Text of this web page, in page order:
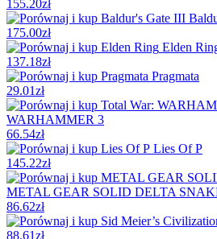
155.20zł
175.00zł
Elden
137.18zł
Pragmata
29.01zł
WARHAMMER 3
66.54zł
Lies Of P
145.22zł
METAL GEAR SOLID DELTA
86.62zł
88.61zł